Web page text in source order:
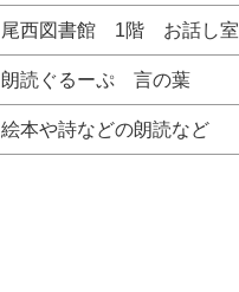
尾西図書館 1階 お話し室
朗読ぐるーぷ 言の葉
絵本や詩などの朗読など